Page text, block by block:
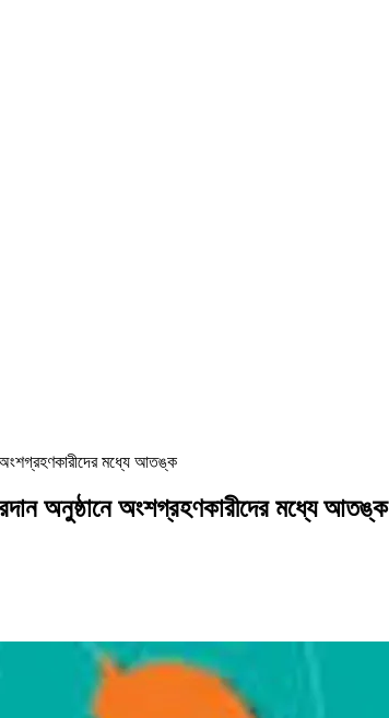
অংশগ্রহণকারীদের মধ্যে আতঙ্ক
অনুষ্ঠানে অংশগ্রহণকারীদের মধ্যে আতঙ্ক